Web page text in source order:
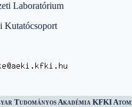
Laboratórium
Kutatócsoport
Tudományos Akadémia KFKI